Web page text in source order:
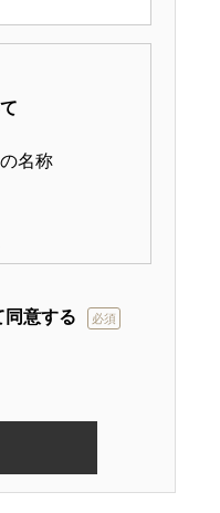
名称
group.co.jp
同意する 必須